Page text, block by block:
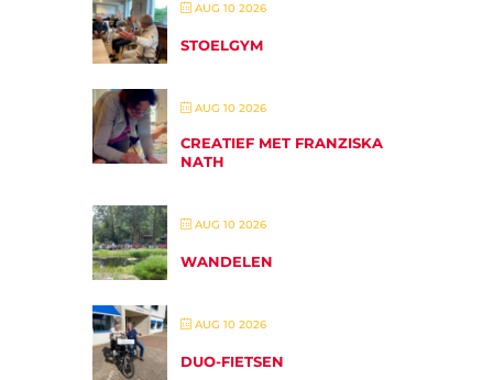
AUG 10 2026
STOELGYM
AUG 10 2026
CREATIEF MET FRANZISKA
NATH
AUG 10 2026
WANDELEN
AUG 10 2026
DUO-FIETSEN